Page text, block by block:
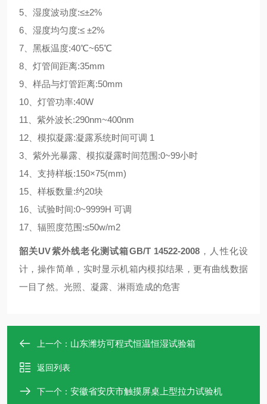
5、湿度波动度:≤±2%
6、湿度均匀度:≤ ±2%
7、黑板温度:40℃~65℃
8、灯管间距离:35mm
9、样品与灯管距离:50mm
10、灯管功率:40W
11、紫外波长:290nm~400nm
12、模拟凝露:凝露系统时间可调 1
3、紫外光暴露、模拟凝露时间范围:0~99小时
14、支持样板:150×75(mm)
15、样板数量:约20块
16、试验时间:0~9999H 可调
17、辐照度范围:≤50w/m2
韶关UV紫外线老化测试箱GB/T 14522-2008， 人性化设
计，操作简单，实时显示机箱内模拟结果，更有曲线数据
一目了然。光照、凝露、淋雨造成的危害
上一个： 山东潍坊可程式恒温恒湿试验箱
返回列表
下一个： 安徽省安庆市触摸屏桌上型拉力试验机